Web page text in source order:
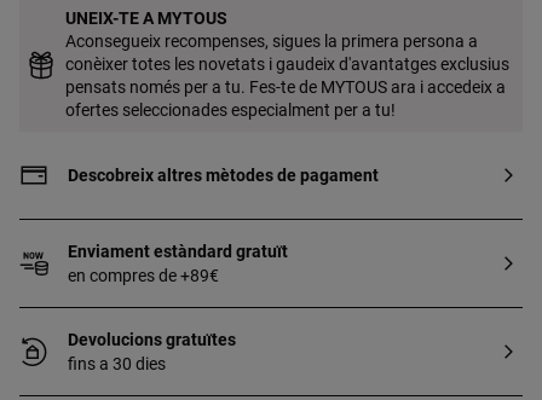
UNEIX-TE A MYTOUS
Aconsegueix recompenses, sigues la primera persona a
conèixer totes les novetats i gaudeix d'avantatges exclusius
pensats només per a tu. Fes-te de MYTOUS ara i accedeix a
ofertes seleccionades especialment per a tu!
Descobreix altres mètodes de pagament
Enviament estàndard gratuït
en compres de +89€
Devolucions gratuïtes
fins a 30 dies